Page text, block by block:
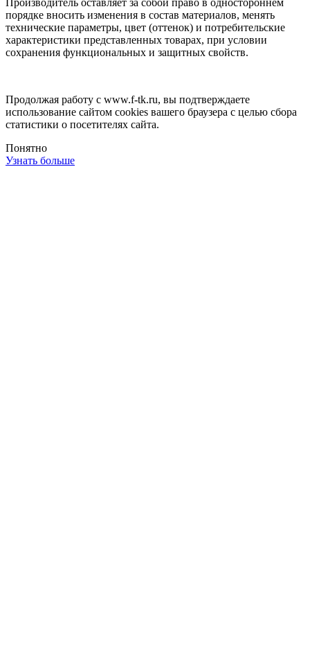
Производитель оставляет за собой право в одностороннем
порядке вносить изменения в состав материалов, менять
технические параметры, цвет (оттенок) и потребительские
характеристики представленных товарах, при условии
сохранения функциональных и защитных свойств.
Продолжая работу с www.f-tk.ru, вы подтверждаете
использование сайтом cookies вашего браузера с целью сбора
статистики о посетителях сайта.
Понятно
Узнать больше